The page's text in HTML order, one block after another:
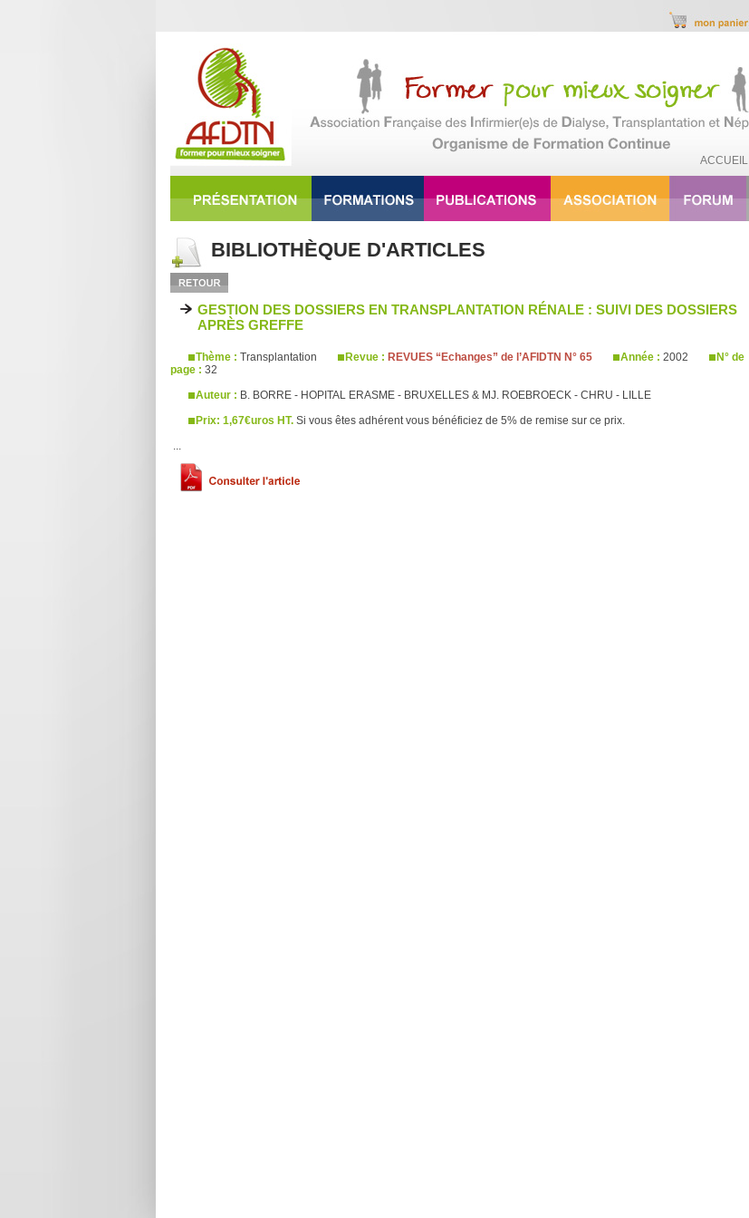
ACCUEIL
BIBLIOTHÈQUE D'ARTICLES
GESTION DES DOSSIERS EN TRANSPLANTATION RÉNALE : SUIVI DES DOSSIERS
APRÈS GREFFE
Thème : Transplantation Revue : REVUES “Echanges” de l’AFIDTN N° 65 Année : 2002
N° de
page : 32
Auteur : B. BORRE - HOPITAL ERASME - BRUXELLES & MJ. ROEBROECK - CHRU - LILLE
Prix: 1,67€uros HT. Si vous êtes adhérent vous bénéficiez de 5% de remise sur ce prix.
...